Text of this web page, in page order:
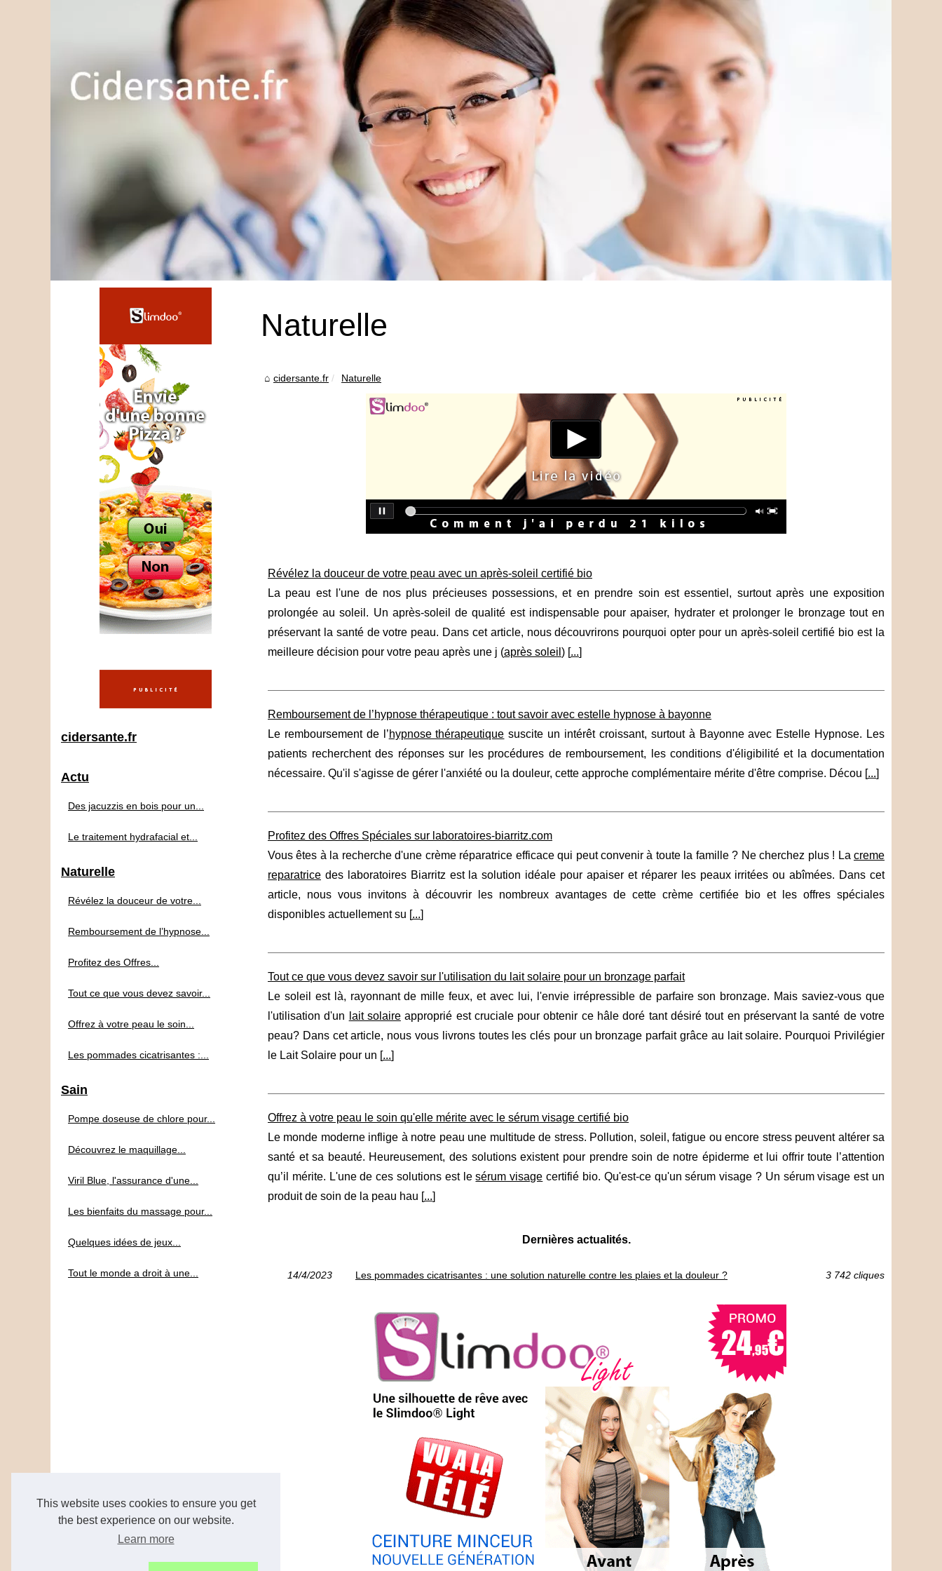
This website uses cookies to ensure you get
the best experience on our website.
Learn more
Naturelle
cidersante.fr Naturelle
Révélez la douceur de votre peau avec un après-soleil certifié bio
La peau est l'une de nos plus précieuses possessions, et en prendre soin est essentiel, surtout après une exposition
prolongée au soleil. Un après-soleil de qualité est indispensable pour apaiser, hydrater et prolonger le bronzage tout en
préservant la santé de votre peau. Dans cet article, nous découvrirons pourquoi opter pour un après-soleil certifié bio est la
meilleure décision pour votre peau après une j (après soleil ) [...]
Remboursement de l’hypnose thérapeutique : tout savoir avec estelle hypnose à bayonne
Le remboursement de l’hypnose thérapeutique suscite un intérêt croissant, surtout à Bayonne avec Estelle Hypnose. Les
patients recherchent des réponses sur les procédures de remboursement, les conditions d'éligibilité et la documentation
nécessaire. Qu'il s'agisse de gérer l'anxiété ou la douleur, cette approche complémentaire mérite d'être comprise. Décou [...]
Profitez des Offres Spéciales sur laboratoires-biarritz.com
Vous êtes à la recherche d'une crème réparatrice efficace qui peut convenir à toute la famille ? Ne cherchez plus ! La creme
reparatrice des laboratoires Biarritz est la solution idéale pour apaiser et réparer les peaux irritées ou abîmées. Dans cet
article, nous vous invitons à découvrir les nombreux avantages de cette crème certifiée bio et les offres spéciales
disponibles actuellement su [...]
Tout ce que vous devez savoir sur l'utilisation du lait solaire pour un bronzage parfait
Le soleil est là, rayonnant de mille feux, et avec lui, l'envie irrépressible de parfaire son bronzage. Mais saviez-vous que
l'utilisation d'un
lait solaireapproprié est cruciale pour obtenir ce hâle doré tant désiré tout en préservant la santé de votre
peau? Dans cet article, nous vous livrons toutes les clés pour un bronzage parfait grâce au lait solaire. Pourquoi Privilégier
le Lait Solaire pour un [...]
Offrez à votre peau le soin qu'elle mérite avec le sérum visage certifié bio
Le monde moderne inflige à notre peau une multitude de stress. Pollution, soleil, fatigue ou encore stress peuvent altérer sa
santé et sa beauté. Heureusement, des solutions existent pour prendre soin de notre épiderme et lui offrir toute l’attention
qu’il mérite. L'une de ces solutions est lesérum visage certifié bio. Qu'est-ce qu'un sérum visage ? Un sérum visage est un
produit de soin de la peau hau [...]
Dernières actualités.
14/4/2023 Les pommades cicatrisantes : une solution naturelle contre les plaies et la douleur ? 3 742 cliques
cidersante.fr
Actu
Des jacuzzis en bois pour un...
Le traitement hydrafacial et...
Naturelle
Révélez la douceur de votre...
Remboursement de l’hypnose...
Profitez des Offres...
Tout ce que vous devez savoir...
Offrez à votre peau le soin...
Les pommades cicatrisantes :...
Sain
Pompe doseuse de chlore pour...
Découvrez le maquillage...
Viril Blue, l'assurance d'une...
Les bienfaits du massage pour...
Quelques idées de jeux...
Tout le monde a droit à une...